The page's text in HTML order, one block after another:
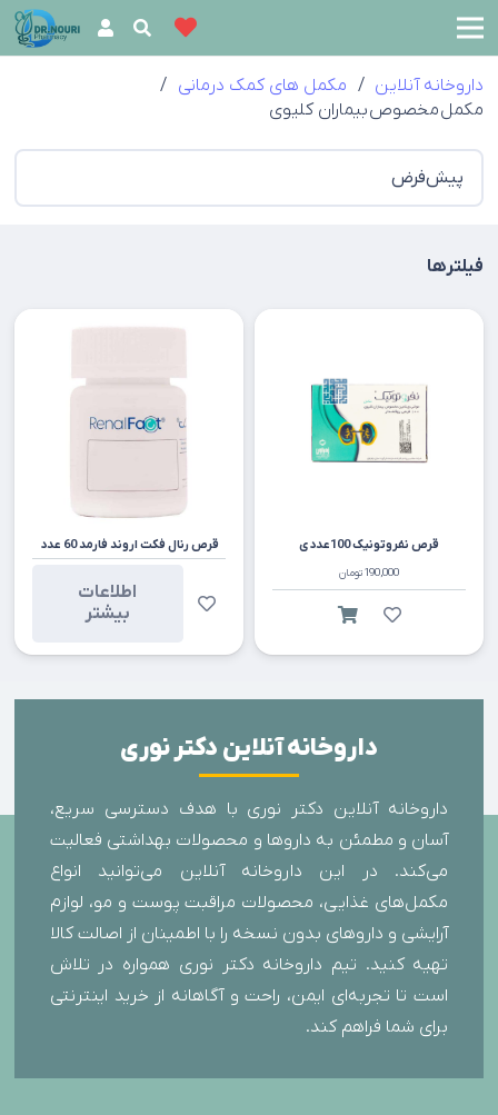
داروخانه آنلاین / مکمل های کمک درمانی /
مکمل مخصوص بیماران کلیوی
فیلترها
قرص نفروتونيک 100عددی
190,000تومان
قرص رنال فکت اروند فارمد 60 عدد
اطلاعات
بیشتر
داروخانه آنلاین دکتر نوری
داروخانه آنلاین دکتر نوری با هدف دسترسی سریع،
آسان و مطمئن به داروها و محصولات بهداشتی فعالیت
می‌کند. در این داروخانه آنلاین می‌توانید انواع
مکمل‌های غذایی، محصولات مراقبت پوست و مو، لوازم
آرایشی و داروهای بدون نسخه را با اطمینان از اصالت کالا
تهیه کنید. تیم داروخانه دکتر نوری همواره در تلاش
است تا تجربه‌ای ایمن، راحت و آگاهانه از خرید اینترنتی
برای شما فراهم کند.